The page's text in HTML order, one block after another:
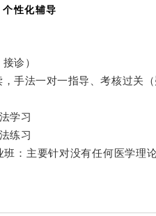
性化辅导
诊）
手法一对一指导、考核过关（
学习
练习
班：主要针对没有任何医学